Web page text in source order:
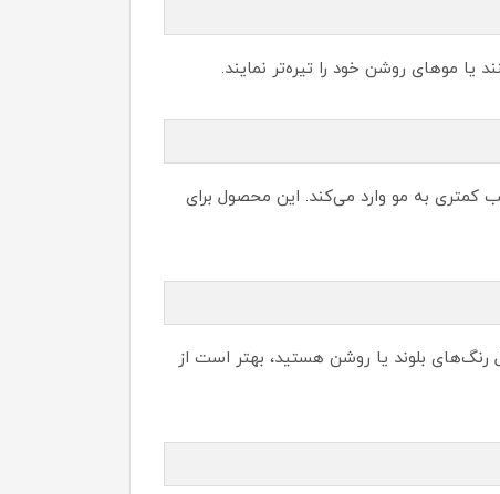
یا موهای روشن خود را تیره‌تر نمایند.
آسیب کمتری به مو وارد می‌کند. این محصول برای
بلوند یا روشن هستید، بهتر است از